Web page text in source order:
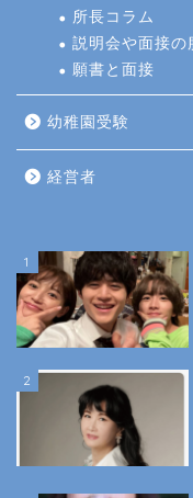
所長コラム
説明会や面接の
願書と面接
幼稚園受験
経営者
1
2